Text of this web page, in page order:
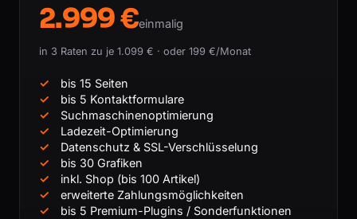
2.999 €einmalig
in 3 Raten zu je 1.099 € · oder 199 €/Monat
bis 15 Seiten
bis 5 Kontaktformulare
Suchmaschinenoptimierung
Ladezeit-Optimierung
Datenschutz & SSL-Verschlüsselung
bis 30 Grafiken
inkl. Shop (bis 100 Artikel)
erweiterte Zahlungsmöglichkeiten
bis 5 Premium-Plugins / Sonderfunktionen